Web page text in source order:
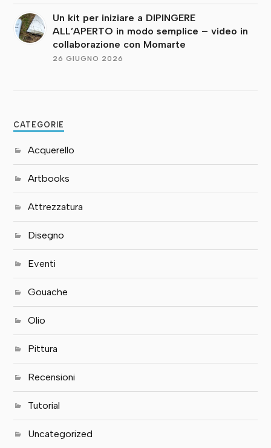
Un kit per iniziare a DIPINGERE
ALL’APERTO in modo semplice – video in
collaborazione con Momarte
26 GIUGNO 2026
CATEGORIE
Acquerello
Artbooks
Attrezzatura
Disegno
Eventi
Gouache
Olio
Pittura
Recensioni
Tutorial
Uncategorized